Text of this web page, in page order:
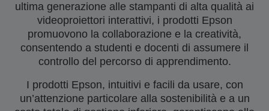
ultima generazione alle stampanti di alta qualità ai
videoproiettori interattivi, i prodotti Epson
promuovono la collaborazione e la creatività,
consentendo a studenti e docenti di assumere il
controllo del percorso di apprendimento.
I prodotti Epson, intuitivi e facili da usare, con
un’attenzione particolare alla sostenibilità e a un